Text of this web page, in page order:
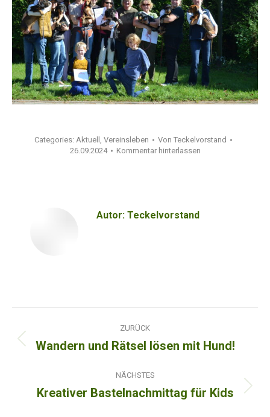
Categories: Aktuell Vereinsleben Von Teckelvorstand
26.09.2024
Kommentar hinterlassen
Autor: Teckelvorstand
ZURÜCK
Vorheriger
Wandern und Rätsel lösen mit Hund!
NÄCHSTES
Nächster
Kreativer Bastelnachmittag für Kids